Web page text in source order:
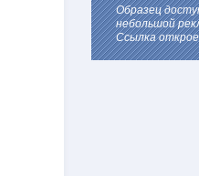
Образец
небольшой
Ссылка